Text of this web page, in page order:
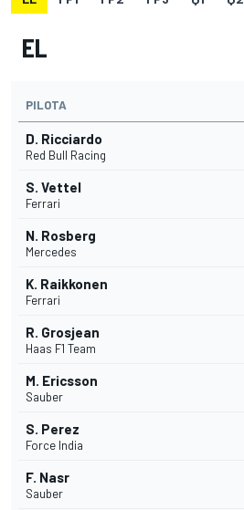
EL
PILOTA
D. Ricciardo
Red Bull Racing
S. Vettel
Ferrari
N. Rosberg
Mercedes
K. Raikkonen
Ferrari
R. Grosjean
Haas F1 Team
M. Ericsson
Sauber
S. Perez
Force India
F. Nasr
Sauber